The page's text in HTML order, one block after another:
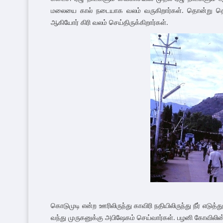
மலையை கால் நடையாக வலம் வருகிறார்கள். தொன்று
ஆகியோர் கிரி வலம் செய்திருக்கிறார்கள்.
கொடுமுடி என்ற ஊரிலிருந்து காவிரி நதியிலிருந்து
வந்து முருகனுக்கு அபிஷேகம் செய்வார்கள். பழனி கோவிலின்